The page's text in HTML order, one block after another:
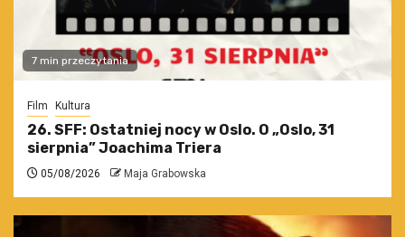
7 min przeczytania
Film Kultura
26. SFF: Ostatniej nocy w Oslo. O „Oslo, 31
sierpnia” Joachima Triera
05/08/2026 Maja Grabowska